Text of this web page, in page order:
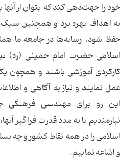
خود را جهت‌دهی کند که بتوان از
به اهداف بهره برد و همچنین سبک
حفظ شود. رسانه‌ها در جامعه ما
اسلامی حضرت امام خمینی (ره)
کارکردی آموزشی باشند و همچون
عمل نمایند و نیاز به آگاهی و
این رو برای مهندسی فرهنگی
نیازمندیم تا به مدد قدرت فراگیر
اسلامی را در همه نقاط کشور و چه
و اشاعه نماییم.